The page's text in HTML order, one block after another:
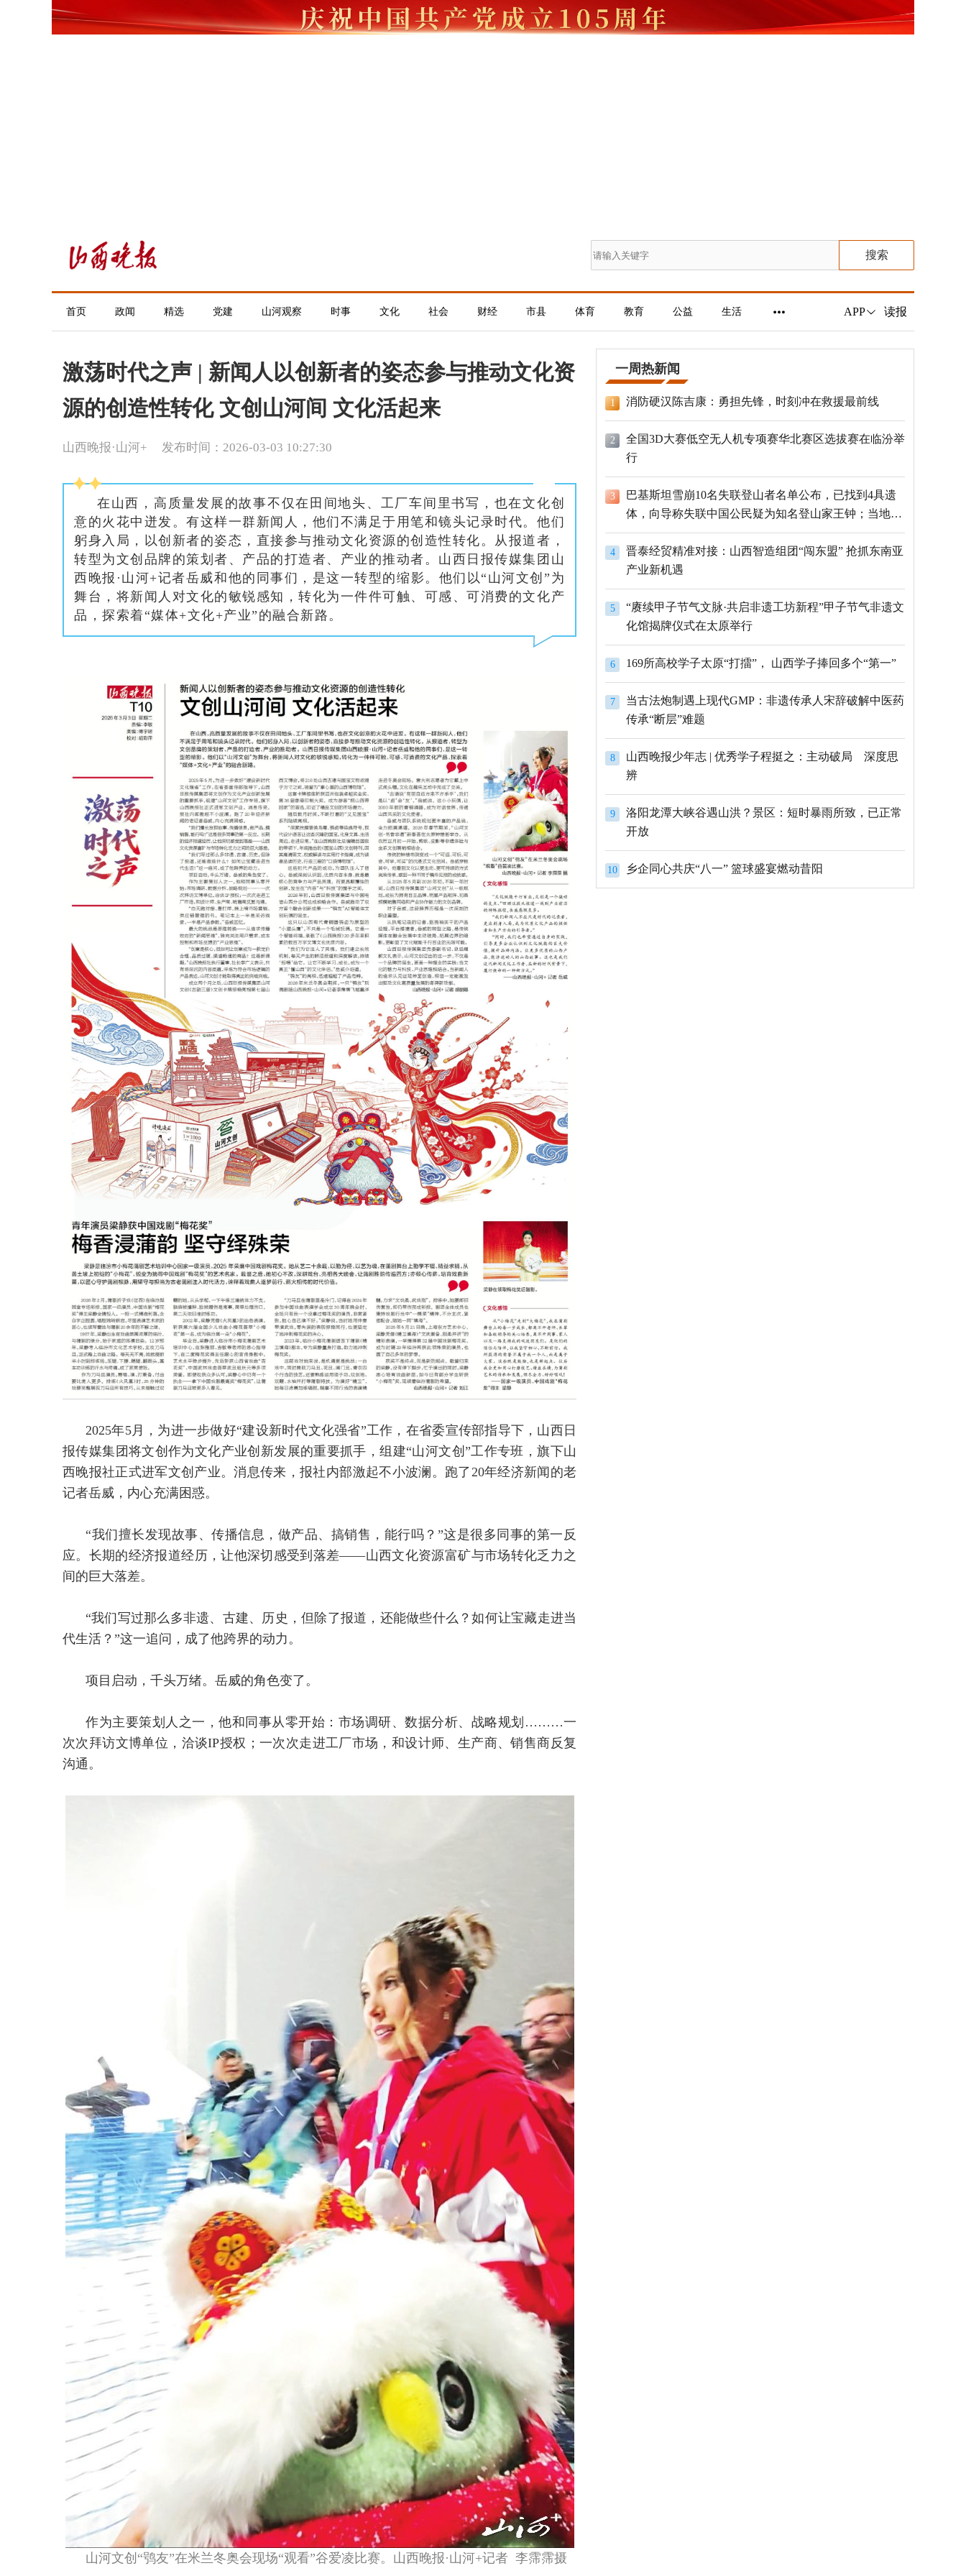
搜索
首页 政闻 精选 党建 山河观察 时事 文化 社会 财经 市县 体育 教育 公益 生活 APP 读报
激荡时代之声 | 新闻人以创新者的姿态参与推动文化资
源的创造性转化 文创山河间 文化活起来
山西晚报·山河+ 发布时间：2026-03-03 10:27:30
在山西，高质量发展的故事不仅在田间地头、工厂车间里书写，也在文化创
意的火花中迸发。有这样一群新闻人，他们不满足于用笔和镜头记录时代。他们
躬身入局，以创新者的姿态，直接参与推动文化资源的创造性转化。从报道者，
转型为文创品牌的策划者、产品的打造者、产业的推动者。山西日报传媒集团山
西晚报·山河+记者岳威和他的同事们，是这一转型的缩影。他们以“山河文创”为
舞台，将新闻人对文化的敏锐感知，转化为一件件可触、可感、可消费的文化产
品，探索着“媒体+文化+产业”的融合新路。
2025年5月，为进一步做好“建设新时代文化强省”工作，在省委宣传部指导下，山西日
报传媒集团将文创作为文化产业创新发展的重要抓手，组建“山河文创”工作专班，旗下山
西晚报社正式进军文创产业。消息传来，报社内部激起不小波澜。跑了20年经济新闻的老
记者岳威，内心充满困惑。
“我们擅长发现故事、传播信息，做产品、搞销售，能行吗？”这是很多同事的第一反
应。长期的经济报道经历，让他深切感受到落差——山西文化资源富矿与市场转化乏力之
间的巨大落差。
“我们写过那么多非遗、古建、历史，但除了报道，还能做些什么？如何让宝藏走进当
代生活？”这一追问，成了他跨界的动力。
项目启动，千头万绪。岳威的角色变了。
作为主要策划人之一，他和同事从零开始：市场调研、数据分析、战略规划………一
次次拜访文博单位，洽谈IP授权；一次次走进工厂市场，和设计师、生产商、销售商反复
沟通。
山河文创“鸮友”在米兰冬奥会现场“观看”谷爱凌比赛。山西晚报·山河+记者 李霈霈摄
一周热新闻
1 消防硬汉陈吉康：勇担先锋，时刻冲在救援最前线
2
全国3D大赛低空无人机专项赛华北赛区选拔赛在临汾举
行
3
巴基斯坦雪崩10名失联登山者名单公布，已找到4具遗
体，向导称失联中国公民疑为知名登山家王钟；当地官
员：已定位到3个追踪器
4
晋泰经贸精准对接：山西智造组团“闯东盟” 抢抓东南亚
产业新机遇
5
“赓续甲子节气文脉·共启非遗工坊新程”甲子节气非遗文
化馆揭牌仪式在太原举行
6 169所高校学子太原“打擂”， 山西学子捧回多个“第一”
7
当古法炮制遇上现代GMP：非遗传承人宋辞破解中医药
传承“断层”难题
8
山西晚报少年志 | 优秀学子程挺之：主动破局 深度思
辨
9
洛阳龙潭大峡谷遇山洪？景区：短时暴雨所致，已正常
开放
10 乡企同心共庆“八一” 篮球盛宴燃动昔阳